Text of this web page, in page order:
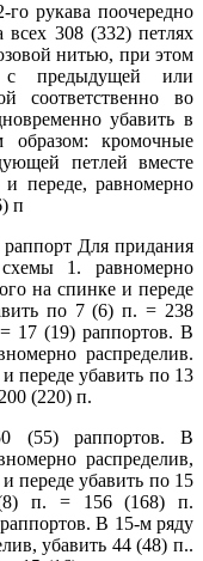
рукава поочередно
308 (332) петлях
нитью, при этом
с предыдущей или
соответственно во
убавить в
кромочные
петлей вместе
переде, равномерно
п
Для придания
1. равномерно
на спинке и переде
по 7 (6) п. = 238
17 (19) раппортов. В
распределив.
переде убавить по 13
(220) п.
(55) раппортов. В
распределив,
переде убавить по 15
п. = 156 (168) п.
В 15-м ряду
убавить 44 (48) п..